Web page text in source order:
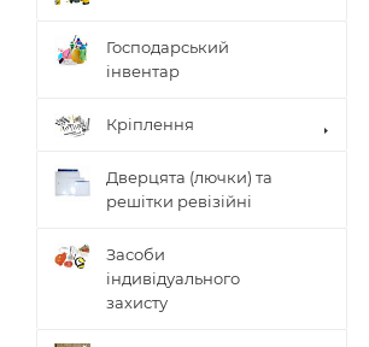
Господарський
інвентар
Кріплення
Дверцята (лючки) та
решітки ревізійні
Засоби
індивідуального
захисту